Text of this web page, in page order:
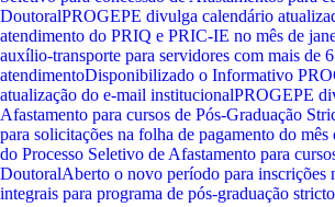
DoutoralPROGEPE divulga calendário
atendimento do PRIQ e PRIC-IE no mês de
auxílio-transporte para servidores com mais de
atendimentoDisponibilizado o Informativo
atualização do e-mail institucionalPROGEPE
Afastamento para cursos de Pós-Graduação
para solicitações na folha de pagamento do
do Processo Seletivo de Afastamento para
DoutoralAberto o novo período para inscrições
integrais para programa de pós-graduação